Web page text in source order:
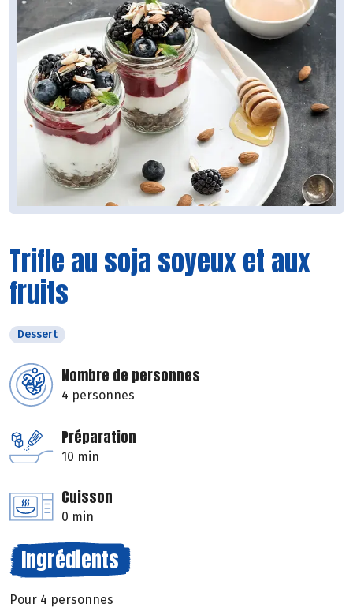
Trifle au soja soyeux et aux
fruits
Dessert
Nombre de personnes
4 personnes
Préparation
10 min
Cuisson
0 min
Ingrédients
Pour 4 personnes